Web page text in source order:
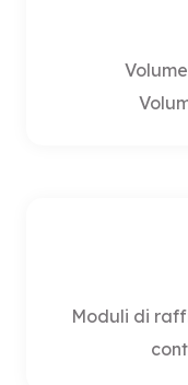
Moduli di